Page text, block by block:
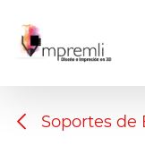
Soportes de